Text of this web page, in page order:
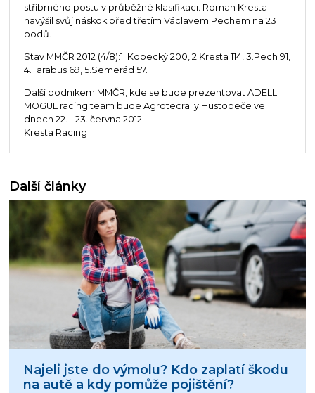
stříbrného postu v průběžné klasifikaci. Roman Kresta
navýšil svůj náskok před třetím Václavem Pechem na 23
bodů.
Stav MMČR 2012 (4/8):1. Kopecký 200, 2.Kresta 114, 3.Pech 91,
4.Tarabus 69, 5.Semerád 57.
Další podnikem MMČR, kde se bude prezentovat ADELL
MOGUL racing team bude Agrotecrally Hustopeče ve
dnech 22. - 23. června 2012.
Kresta Racing
Další články
Najeli jste do výmolu? Kdo zaplatí škodu
na autě a kdy pomůže pojištění?